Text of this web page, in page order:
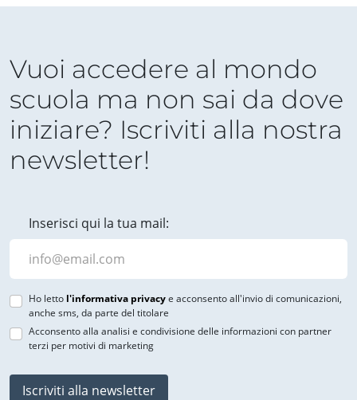
Vuoi accedere al mondo
scuola ma non sai da dove
iniziare? Iscriviti alla nostra
newsletter!
Inserisci qui la tua mail:
Ho letto l'informativa privacye acconsento all'invio di comunicazioni,
anche sms, da parte del titolare
Acconsento alla analisi e condivisione delle informazioni con partner
terzi per motivi di marketing
Iscriviti alla newsletter